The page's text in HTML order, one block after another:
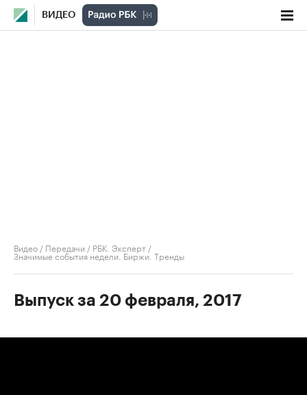
ВИДЕО
Видео / Передачи / РБК. Эксперт /
Значимые события недели. Биржи. Тренды
Выпуск за 20 февраля, 2017